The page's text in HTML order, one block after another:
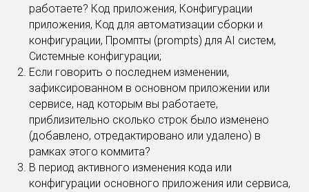
работаете? Код приложения, Конфигурации
приложения, Код для автоматизации сборки и
конфигурации, Промпты (prompts) для AI систем,
Системные конфигурации;
Если говорить о последнем изменении,
зафиксированном в основном приложении или
сервисе, над которым вы работаете,
приблизительно сколько строк было изменено
(добавлено, отредактировано или удалено) в
рамках этого коммита?
В период активного изменения кода или
конфигурации основного приложения или сервиса,